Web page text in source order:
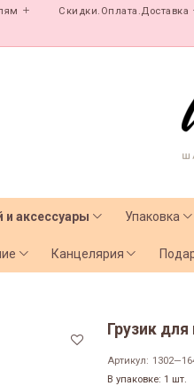
Скидки.Оплата.Доставка
и аксессуары Упаковка
Канцелярия
Грузик
Артикул:
В упаковке: 1 шт.